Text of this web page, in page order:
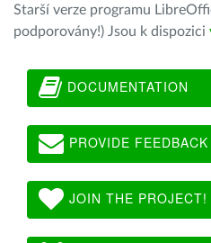
Starší verze programu
podporovány!) Jsou k dispozici
DOCUMENTATION
PROVIDE FEEDBACK
JOIN THE PROJECT!